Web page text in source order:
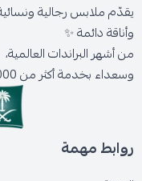
يقدّم ملابس رجالية
وأناقة دائمة ✨
من أشهر البراندات العالمية،
وسعداء بخدمة أكثر من 300,000 عميل حول المملكة.
روابط مهمة